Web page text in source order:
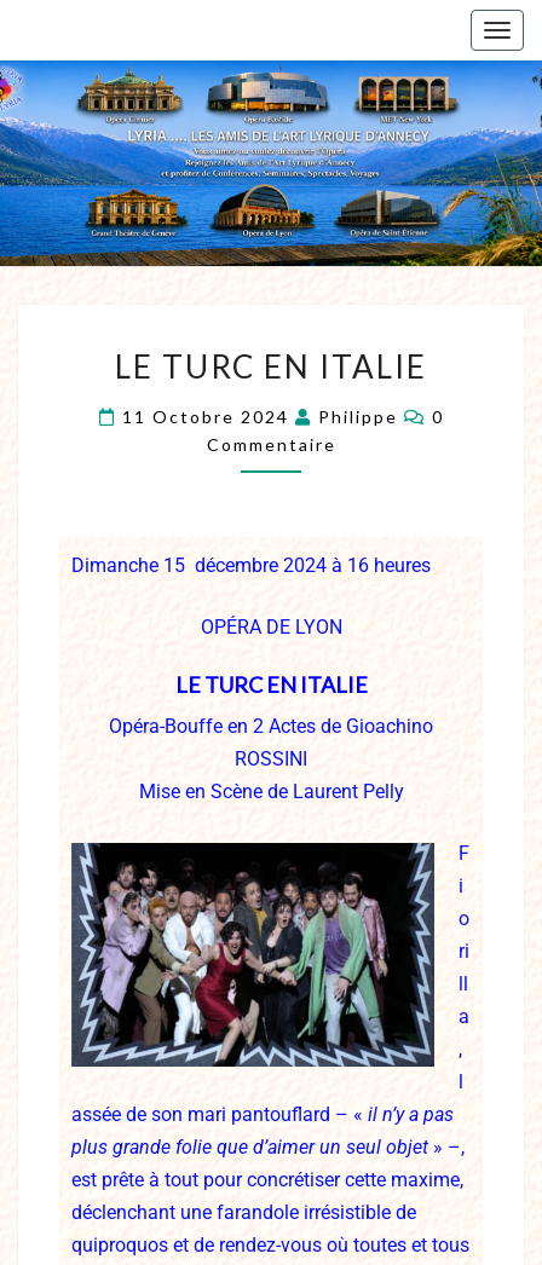
LE TURC EN ITALIE
11 Octobre 2024 Philippe
0
Commentaire
Dimanche 15 décembre 2024 à 16 heures
OPÉRA DE LYON
LE TURC EN ITALIE
Opéra-Bouffe en 2 Actes de Gioachino
ROSSINI
Mise en Scène de Laurent Pelly
F
i
o
ri
ll
a
,
l
assée de son mari pantouflard – « il n’y a pas
plus grande folie que d’aimer un seul objet » –,
est prête à tout pour concrétiser cette maxime,
déclenchant une farandole irrésistible de
quiproquos et de rendez-vous où toutes et tous